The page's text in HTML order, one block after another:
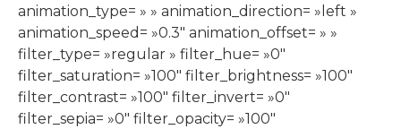
animation_type= » » animation_direction= »left »
animation_speed= »0.3″ animation_offset= » »
filter_type= »regular » filter_hue= »0″
filter_saturation= »100″ filter_brightness= »100″
filter_contrast= »100″ filter_invert= »0″
filter_sepia= »0″ filter_opacity= »100″